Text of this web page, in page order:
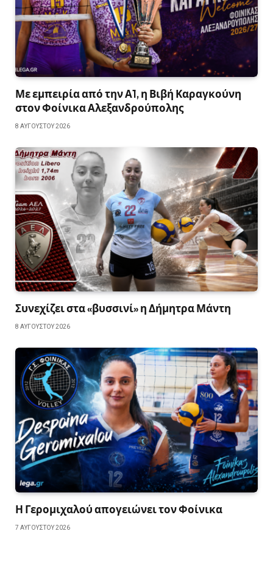
Με εμπειρία από την Α1, η Βιβή Καραγκούνη
στον Φοίνικα Αλεξανδρούπολης
8 ΑΥΓΟΎΣΤΟΥ 2026
Συνεχίζει στα «βυσσινί» η Δήμητρα Μάντη
8 ΑΥΓΟΎΣΤΟΥ 2026
Η Γερομιχαλού απογειώνει τον Φοίνικα
7 ΑΥΓΟΎΣΤΟΥ 2026